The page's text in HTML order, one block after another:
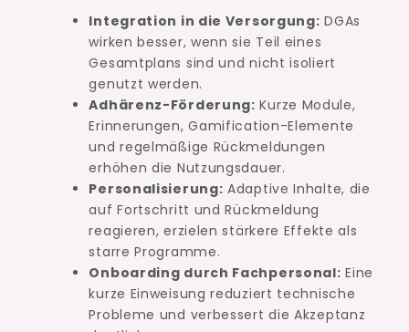
Integration in die Versorgung: DGAs
wirken besser, wenn sie Teil eines
Gesamtplans sind und nicht isoliert
genutzt werden.
Adhärenz-Förderung: Kurze Module,
Erinnerungen, Gamification-Elemente
und regelmäßige Rückmeldungen
erhöhen die Nutzungsdauer.
Personalisierung: Adaptive Inhalte, die
auf Fortschritt und Rückmeldung
reagieren, erzielen stärkere Effekte als
starre Programme.
Onboarding durch Fachpersonal: Eine
kurze Einweisung reduziert technische
Probleme und verbessert die Akzeptanz